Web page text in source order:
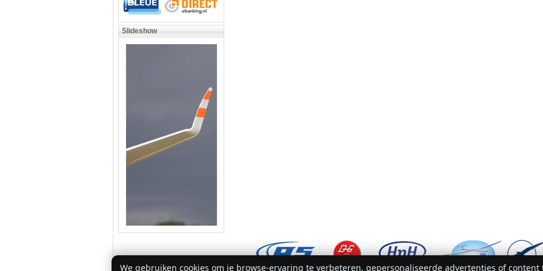
Slideshow
We gebruiken cookies om je browse-ervaring te verbeteren, gepersonaliseerde advertenties of content